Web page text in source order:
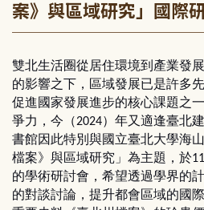
案》與區域研究」國際
雙北生活圈從居住環境到產業發
的影響之下，區域發展已是許多
促進國家發展進步的核心課題之
爭力，今（2024）年又適逢臺北
書館因此特別與國立臺北大學海
檔案》與區域研究」為主題，於11
的學術研討會，希望透過學界的
的對談討論，提升都會區域的國